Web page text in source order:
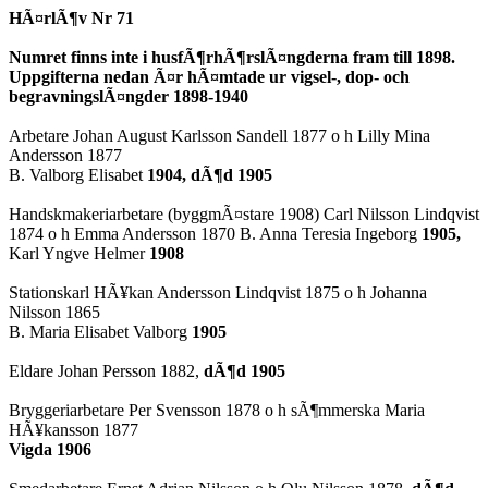
Smf
Nr
71
-
Fastigheter
i
Kristianstad
1880-
1937
HÃ¤rlÃ¶v Nr 71
Numret finns inte i husfÃ¶rhÃ¶rslÃ¤ngderna fram till 1898.
Uppgifterna nedan Ã¤r hÃ¤mtade ur vigsel-, dop- och
begravningslÃ¤ngder 1898-1940
Arbetare Johan August Karlsson Sandell 1877 o h Lilly Mina
Andersson 1877
B. Valborg Elisabet 1904, dÃ¶d 1905
Handskmakeriarbetare (byggmÃ¤stare 1908) Carl Nilsson Lindqvist
1874 o h Emma Andersson 1870 B. Anna Teresia Ingeborg 1905,
Karl Yngve Helmer 1908
Stationskarl HÃ¥kan Andersson Lindqvist 1875 o h Johanna
Nilsson 1865
B. Maria Elisabet Valborg 1905
Eldare Johan Persson 1882, dÃ¶d 1905
Bryggeriarbetare Per Svensson 1878 o h sÃ¶mmerska Maria
HÃ¥kansson 1877
Vigda 1906